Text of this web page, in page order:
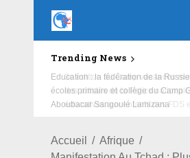
Trending News
Education : la fédération de la
écoles primaire et collège du Camp
Aboubacar Sangoulé Lamizana
Accueil
Afrique